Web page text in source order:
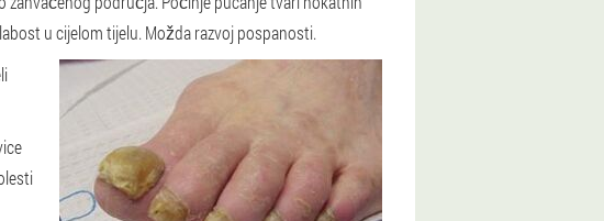
u cijelom tijelu. Možda razvoj pospanosti.